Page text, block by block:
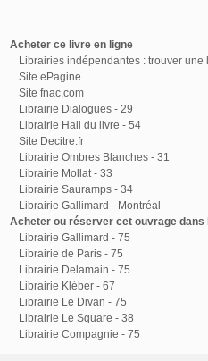
Acheter ce livre en ligne
Librairies indépendantes : trouver une
Site ePagine
Site fnac.com
Librairie Dialogues - 29
Librairie Hall du livre - 54
Site Decitre.fr
Librairie Ombres Blanches - 31
Librairie Mollat - 33
Librairie Sauramps - 34
Librairie Gallimard - Montréal
Acheter ou réserver cet ouvrage
Librairie Gallimard - 75
Librairie de Paris - 75
Librairie Delamain - 75
Librairie Kléber - 67
Librairie Le Divan - 75
Librairie Le Square - 38
Librairie Compagnie - 75